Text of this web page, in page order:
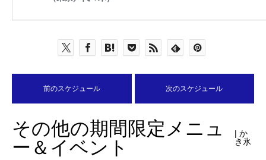
前のスケジュール 次のスケジュール
その他の期間限定メニュ
ー＆イベント
| か
き氷